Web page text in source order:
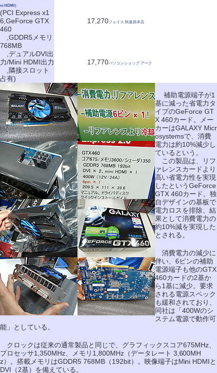
ni HDMI）
(PCI Express x1
6,GeForce GTX
460
,GDDR5メモリ
768MB
,デュアルDVI出
力/Mini HDMI出力
,隣接スロット
占有)
17,270フェイス 秋葉原本店
17,770パソコンショップ アーク
補助電源端子が1
基に減った省電力タ
イプのGeForce GT
X 460カード。メー
カーはGALAXY Micr
osystemsで、消費
電力は約10%減少し
ているという。
この製品は、リフ
ァレンスカードより
高い省電力性を実現
したというGeForce
GTX 460カード。独
自デザインの基板で
電力ロスを排除、結
果として消費電力の
約10%減を実現した
とされる。
消費電力の減少に
伴い、6ピンの補助
電源端子も他のGTX
460カードの2基か
ら1基に減少。要求
される電源スペック
も緩和されており、
同社は「400Wのシ
ステム電源で動作可
能」としている。
クロックは従来の通常製品と同じで、グラフィックスコア675MHz、
プロセッサ1,350MHz、メモリ1,800MHz（データレート 3,600MH
z）。搭載メモリはGDDR5 768MB（192bit）。映像端子はMini HDMIと
DVI（2基）を備えている。